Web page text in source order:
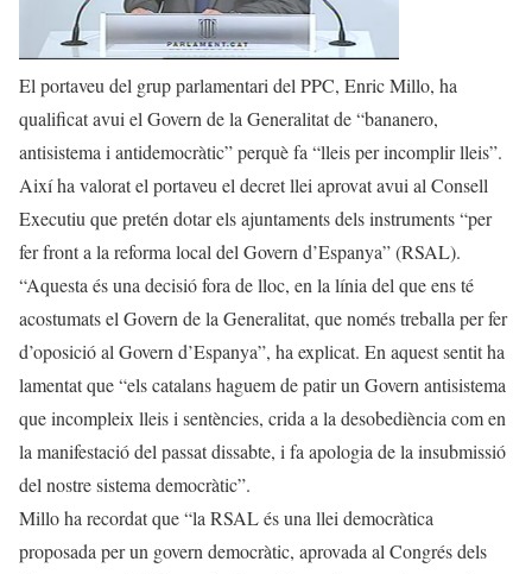
El portaveu del grup parlamentari del PPC, Enric Millo, ha
qualificat avui el Govern de la Generalitat de “bananero,
antisistema i antidemocràtic” perquè fa “lleis per incomplir lleis”.
Així ha valorat el portaveu el decret llei aprovat avui al Consell
Executiu que pretén dotar els ajuntaments dels instruments “per
fer front a la reforma local del Govern d’Espanya” (RSAL).
“Aquesta és una decisió fora de lloc, en la línia del que ens té
acostumats el Govern de la Generalitat, que només treballa per fer
d’oposició al Govern d’Espanya”, ha explicat. En aquest sentit ha
lamentat que “els catalans haguem de patir un Govern antisistema
que incompleix lleis i sentències, crida a la desobediència com en
la manifestació del passat dissabte, i fa apologia de la insubmissió
del nostre sistema democràtic”.
Millo ha recordat que “la RSAL és una llei democràtica
proposada per un govern democràtic, aprovada al Congrés dels